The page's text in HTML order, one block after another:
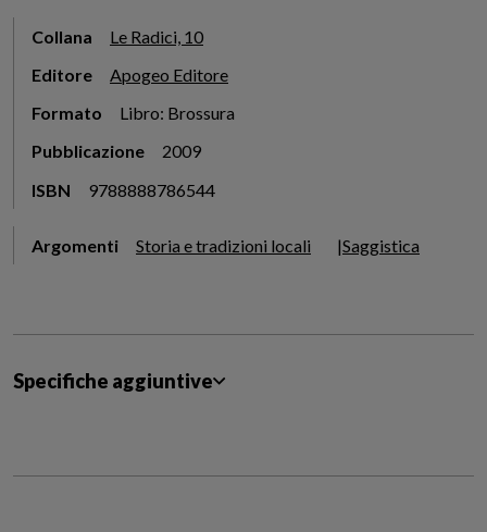
Collana
Le Radici, 10
Editore
Apogeo Editore
Formato
Libro: Brossura
Pubblicazione
2009
ISBN
9788888786544
Argomenti Storia e tradizioni locali Saggistica
Specifiche aggiuntive